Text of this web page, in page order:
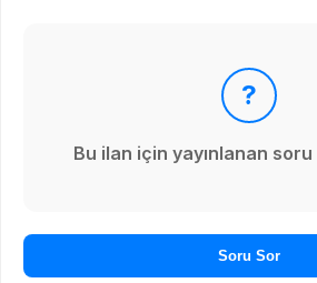
?
Bu ilan için yayınlanan
Soru Sor